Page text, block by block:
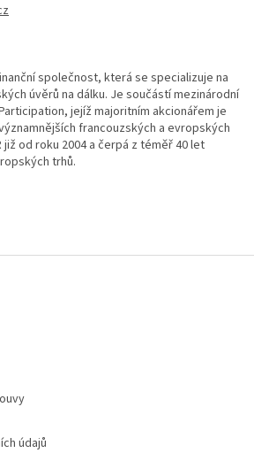
společnost, která se specializuje na
úvěrů na dálku. Je součástí mezinárodní
jejíž majoritním akcionářem je
francouzských a evropských
již od roku 2004 a čerpá z téměř 40 let
trhů.
údajů